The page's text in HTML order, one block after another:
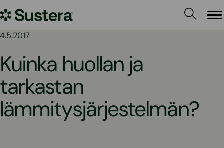
sisältöön
Sustera
4.5.2017
Kuinka huollan ja
tarkastan
lämmitysjärjestelmän?